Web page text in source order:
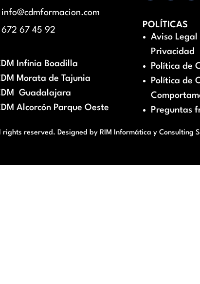
info@cdmformacion.com
672 67 45 92
Infinia Boadilla
Morata de Tajunia
Guadalajara
Alcorcón Parque Oeste
POLÍTICAS
Aviso
Privacidad
Política de
Política de
Preguntas
reserved. Designed by RIM Informática y Consulting